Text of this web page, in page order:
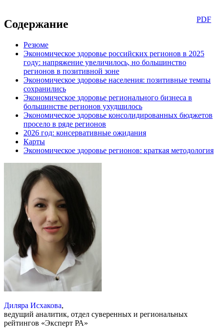
PDF
Содержание
Резюме
Экономическое здоровье российских регионов в 2025
году: напряжение увеличилось, но большинство
регионов в позитивной зоне
Экономическое здоровье населения: позитивные темпы
сохранились
Экономическое здоровье регионального бизнеса в
большинстве регионов ухудшилось
Экономическое здоровье консолидированных бюджетов
просело в ряде регионов
2026 год: консервативные ожидания
Карты
Экономическое здоровье регионов: краткая методология
Диляра Исхакова,
ведущий аналитик, отдел суверенных и региональных
рейтингов «Эксперт РА»